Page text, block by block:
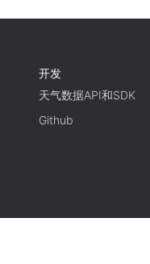
开发
天气数据API和SDK
Github